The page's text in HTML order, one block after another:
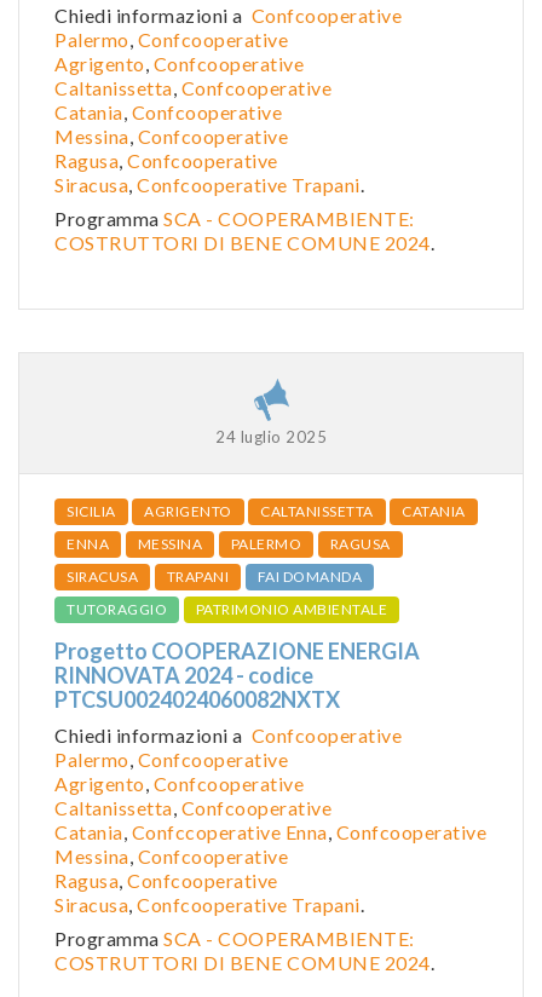
Chiedi informazioni a Confcooperative
Palermo, Confcooperative
Agrigento, Confcooperative
Caltanissetta, Confcooperative
Catania, Confcooperative
Messina, Confcooperative
Ragusa, Confcooperative
Siracusa, Confcooperative Trapani.
Programma SCA - COOPERAMBIENTE:
COSTRUTTORI DI BENE COMUNE 2024.
24 luglio 2025
SICILIA AGRIGENTO CALTANISSETTA
CATANIA
ENNA
MESSINA PALERMO
RAGUSA
SIRACUSA
TRAPANI
FAI DOMANDA
TUTORAGGIO
PATRIMONIO AMBIENTALE
Progetto COOPERAZIONE ENERGIA
RINNOVATA 2024 - codice
PTCSU0024024060082NXTX
Chiedi informazioni a Confcooperative
Palermo, Confcooperative
Agrigento, Confcooperative
Caltanissetta, Confcooperative
Catania, Confccoperative Enna, Confcooperative
Messina, Confcooperative
Ragusa, Confcooperative
Siracusa, Confcooperative Trapani.
Programma SCA - COOPERAMBIENTE:
COSTRUTTORI DI BENE COMUNE 2024.